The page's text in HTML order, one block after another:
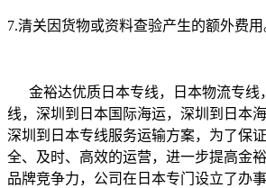
7.清关因货物或资料查验产生的额外费用
金裕达优质日本专线，日本物流专线
线，深圳到日本国际海运，深圳到日本
深圳到日本专线服务运输方案，为了保
全、及时、高效的运营，进一步提高金
品牌竞争力，公司在日本专门设立了办